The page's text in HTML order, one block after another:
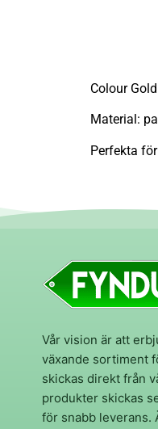
Colour
Material:
Perfekta
Vår vision är att
växande sortiment
skickas direkt från
produkter skickas
för snabb leverans.